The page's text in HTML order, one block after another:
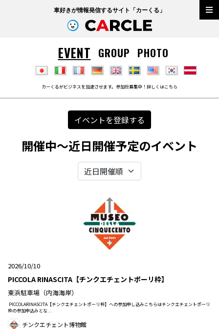
車好きが情報発信するサイト「カーくる 」
EVENT GROUP PHOTO
カーくるがビジネスを加速させます。参加社募集中！詳しくはこちら
イベントを登録する
開催中～近日開催予定のイベント
2026/10/10
PICCOLA RINASCITA【チンクエチェントポーリ枠】
東浜駐車場（内海海岸）
PICCOLARINASCITA【チンクエチェントポーリ枠】への参加申し込みこちらはチンクエチェントポーリ
枠の参加申込みとな...
チンクエチェント博物館